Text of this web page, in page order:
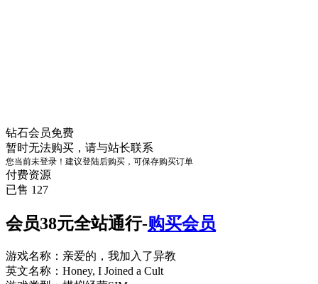
钻石会员免费
暂时无法购买，请与站长联系
您当前未登录！建议登陆后购买，可保存购买订单
付费资源
已售 127
会员38元全站通行-购买会员
游戏名称：亲爱的，我加入了异教
英文名称：Honey, I Joined a Cult